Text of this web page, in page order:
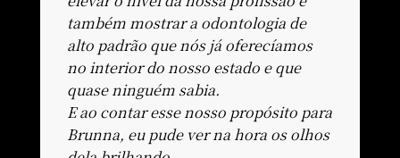
também mostrar a odontologia de
alto padrão que nós já oferecíamos
no interior do nosso estado e que
quase ninguém sabia.
E ao contar esse nosso propósito para
Brunna, eu pude ver na hora os olhos